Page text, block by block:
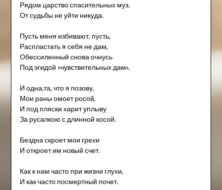
Рядом царство спасительных муз.
От судьбы не уйти никуда.
Пусть меня избивают, пусть,
Распластать я себя не дам,
Обессиленный снова очнусь
Под эгидой «чувствительных дам».
И одна,та, что я позову,
Мои раны омоет росой,
И под пляски харит уплыву
За русалкою с длинной косой.
Бездна скроет мои грехи
И откроет им новый счет.
Как к нам часто при жизни глухи,
И как часто посмертный почет.